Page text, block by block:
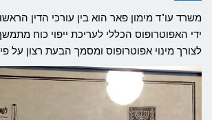
משרד עו"ד מימון פאר הוא בין עורכי הדין
ידי האפוטרופוס הכללי לעריכת ייפוי כוח
לצורך מינוי אפוטרופוס ומסמך הבעת רצון על